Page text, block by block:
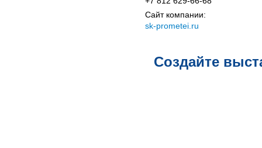
Сайт компании:
sk-prometei.ru
Создайте